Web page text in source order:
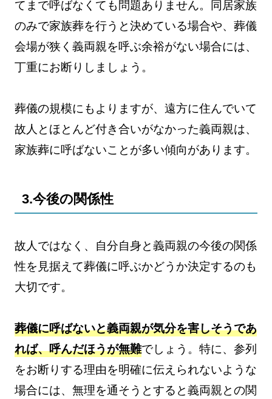
てまで呼ばなくても問題ありません。同居家族
のみで家族葬を行うと決めている場合や、葬儀
会場が狭く義両親を呼ぶ余裕がない場合には、
丁重にお断りしましょう。
葬儀の規模にもよりますが、遠方に住んでいて
故人とほとんど付き合いがなかった義両親は、
家族葬に呼ばないことが多い傾向があります。
3.今後の関係性
故人ではなく、自分自身と義両親の今後の関係
性を見据えて葬儀に呼ぶかどうか決定するのも
大切です。
葬儀に呼ばないと義両親が気分を害しそうであ
れば、呼んだほうが無難でしょう。特に、参列
をお断りする理由を明確に伝えられないような
場合には、無理を通そうとすると義両親との関